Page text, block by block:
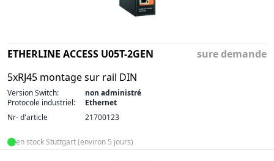
ETHERLINE ACCESS U05T-2GEN
5xRJ45 montage sur rail DIN
sure demande
Version Switch:
non administré
Protocole industriel:
Ethernet
Nr- d'article
21700123
en stock Stuttgart (environ 5 jours)